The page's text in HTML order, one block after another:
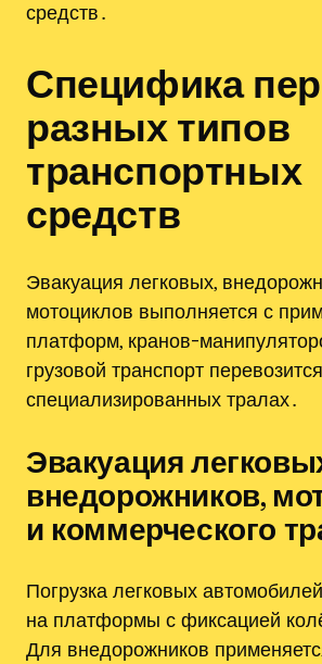
средств․
Специфика
разных типов
транспортных
средств
Эвакуация легковых,
мотоциклов выполняется с
платформ, кранов-
грузовой транспорт
специализированных тралах․
Эвакуация
внедорожников,
и коммерческого
Погрузка легковых
на платформы с фиксацией
Для внедорожников